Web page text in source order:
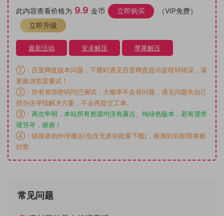
此内容查看价格为 9.9 金币 立即购买
（VIP免费）
立即升级
最新活动 安卓解压 苹果解压
①：百度网盘版本问题，下载时遇见百度网盘提示提取码错误，请
更换浏览器重试！
②：所有资源密码均已测试，大概率不会有问题，遇见问题先自己
想办法寻找解决方案，不会再提交工单。
③： 再次申明，本站所有资源均没有露点、纯绿色版本，若有需求
请另寻，谢谢！
④：链接请勿外传搬运(包含无差别批量下载)，检测到后权限将被
封禁
常见问题